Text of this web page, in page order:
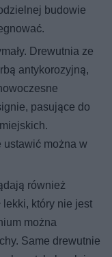
budowie
Drewutnia ze
antykorozyjną,
pasujące do
ustawić można w
również
lekki, który nie jest
można
Same drewutnie